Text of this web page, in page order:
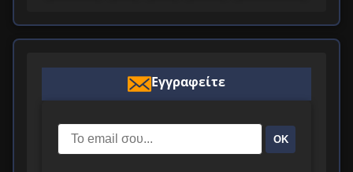
Εγγραφείτε
ΟΚ